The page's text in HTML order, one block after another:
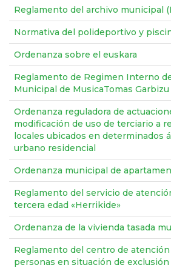
Reglamento del archivo municipal
Normativa del polideportivo y
Ordenanza sobre el euskara
Reglamento de Regimen Interno
Municipal de MusicaTomas Garbizu
Ordenanza reguladora de
modificación de uso de terciario a
locales ubicados en determinados
urbano residencial
Ordenanza municipal de
Reglamento del servicio de
tercera edad «Herrikide»
Ordenanza de la vivienda tasada
Reglamento del centro de atención
personas en situación de exclusión